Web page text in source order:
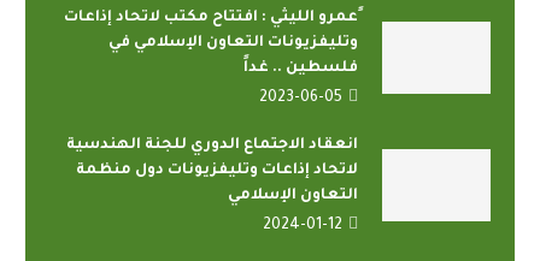
ًعمرو الليثي : افتتاح مكتب لاتحاد إذاعات
وتليفزيونات التعاون الإسلامي في
فلسطين .. غداً
2023-06-05
انعقاد الاجتماع الدوري للجنة الهندسية
لاتحاد إذاعات وتليفزيونات دول منظمة
التعاون الإسلامي
2024-01-12